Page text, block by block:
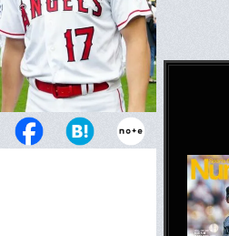
滉大と大谷翔平。日本人メ